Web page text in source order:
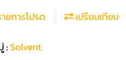
ยการโปรด เปรียบเทียบ
: Solvent